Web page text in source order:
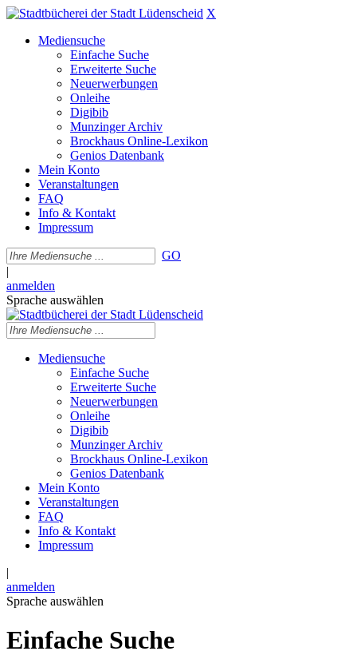
X
Mediensuche
Einfache Suche
Erweiterte Suche
Neuerwerbungen
Onleihe
Digibib
Munzinger Archiv
Brockhaus Online-Lexikon
Genios Datenbank
Mein Konto
Veranstaltungen
FAQ
Info & Kontakt
Impressum
GO
|
anmelden
Sprache auswählen
Mediensuche
Einfache Suche
Erweiterte Suche
Neuerwerbungen
Onleihe
Digibib
Munzinger Archiv
Brockhaus Online-Lexikon
Genios Datenbank
Mein Konto
Veranstaltungen
FAQ
Info & Kontakt
Impressum
|
anmelden
Sprache auswählen
Einfache Suche